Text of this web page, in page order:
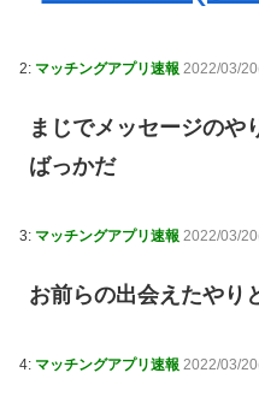
2: マッチングアプリ速報 2022/03/
まじでメッセージのや
ばっかだ
3: マッチングアプリ速報 2022/03/
お前らの出会えたやり
4: マッチングアプリ速報 2022/03/